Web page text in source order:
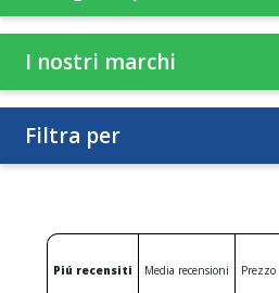
I nostri marchi
Filtra per
Piú recensiti Media recensioni Prezzo